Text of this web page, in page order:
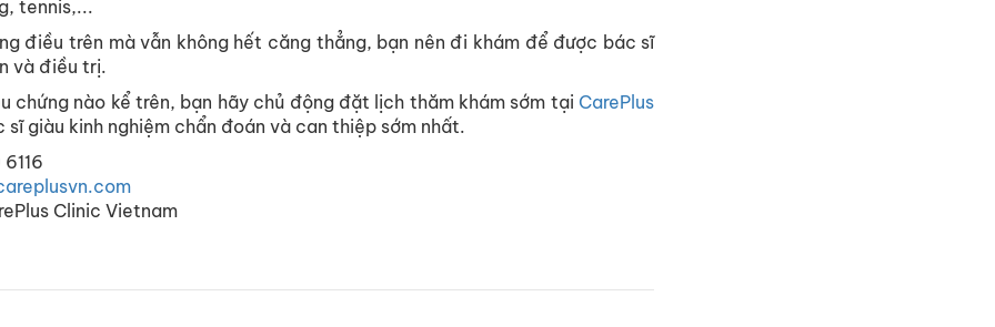
, tennis,...
điều trên mà vẫn không hết căng thẳng, bạn nên đi khám để được bác sĩ
và điều trị.
chứng nào kể trên, bạn hãy chủ động đặt lịch thăm khám sớm tại CarePlus
sĩ giàu kinh nghiệm chẩn đoán và can thiệp sớm nhất.
Clinic Vietnam